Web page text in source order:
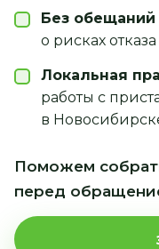
Без обещаний
о рисках
Локальная
работы с
в
Поможем
перед